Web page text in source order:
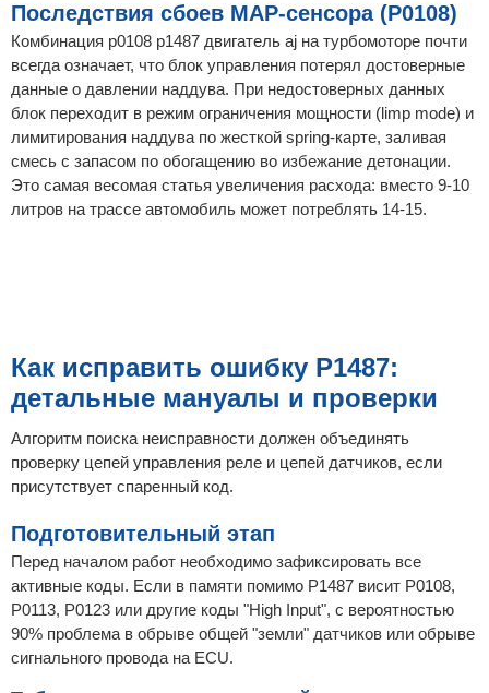
Последствия сбоев MAP-сенсора (P0108)
Комбинация p0108 p1487 двигатель aj на турбомоторе почти
всегда означает, что блок управления потерял достоверные
данные о давлении наддува. При недостоверных данных
блок переходит в режим ограничения мощности (limp mode) и
лимитирования наддува по жесткой spring-карте, заливая
смесь с запасом по обогащению во избежание детонации.
Это самая весомая статья увеличения расхода: вместо 9-10
литров на трассе автомобиль может потреблять 14-15.
Как исправить ошибку P1487:
детальные мануалы и проверки
Алгоритм поиска неисправности должен объединять
проверку цепей управления реле и цепей датчиков, если
присутствует спаренный код.
Подготовительный этап
Перед началом работ необходимо зафиксировать все
активные коды. Если в памяти помимо P1487 висит P0108,
P0113, P0123 или другие коды "High Input", с вероятностью
90% проблема в обрыве общей "земли" датчиков или обрыве
сигнального провода на ECU.